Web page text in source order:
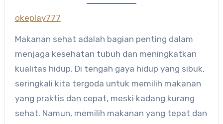
okeplay777
Makanan sehat adalah bagian penting dalam
menjaga kesehatan tubuh dan meningkatkan
kualitas hidup. Di tengah gaya hidup yang sibuk,
seringkali kita tergoda untuk memilih makanan
yang praktis dan cepat, meski kadang kurang
sehat. Namun, memilih makanan yang tepat dan